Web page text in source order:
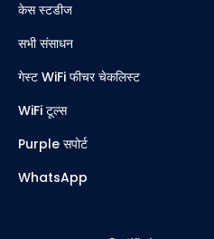
केस स्टडीज
सभी संसाधन
गेस्ट WiFi फीचर चेकलिस्ट
WiFi टूल्स
Purple सपोर्ट
WhatsApp